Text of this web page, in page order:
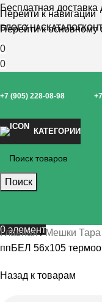
Перейти к навигации
Перейти к
Бесплатная
БЛОГО НАСКАТАЛОГ
0
0
+7 (905) 228-08-98
КАТЕГОРИИ
Поиск
0элемент
Главная Мешки Тара
ппБЕЛ 56х105
Назад к товарам